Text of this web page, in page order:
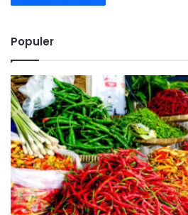
Populer